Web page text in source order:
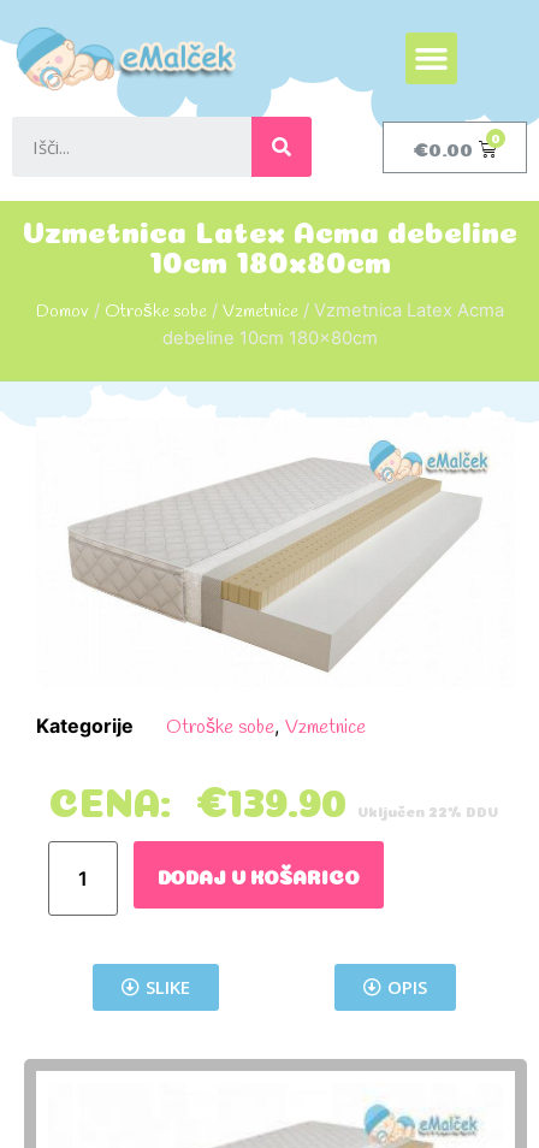
€0.00
Vzmetnica Latex Acma debeline
10cm 180x80cm
Domov/ Otroške sobe/ Vzmetnice/ Vzmetnica Latex Acma
debeline 10cm 180x80cm
Kategorije Otroške sobe, Vzmetnice
CENA: €139.90
Vključen 22% DDV
DODAJ V KOŠARICO
SLIKE OPIS